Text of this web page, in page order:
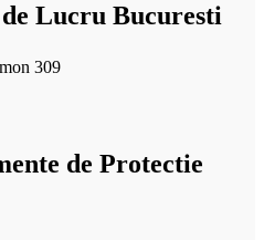
Lucru Bucuresti
309
de Protectie